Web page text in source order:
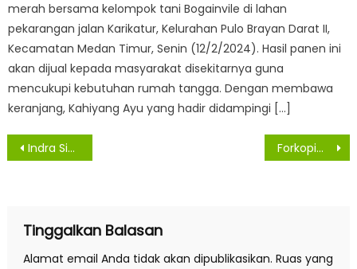
merah bersama kelompok tani Bogainvile di lahan
pekarangan jalan Karikatur, Kelurahan Pulo Brayan Darat II,
Kecamatan Medan Timur, Senin (12/2/2024). Hasil panen ini
akan dijual kepada masyarakat disekitarnya guna
mencukupi kebutuhan rumah tangga. Dengan membawa
keranjang, Kahiyang Ayu yang hadir didampingi […]
Navigasi
Indra Sikoembang Deklarasi Siap Maju di Konfrensi Ke VIII Forkopimcam Kota Kisaran Barat Gelar Razia Masker, 22 Warga Terjaring
Tinggalkan Balasan
Alamat email Anda tidak akan dipublikasikan. Ruas yang